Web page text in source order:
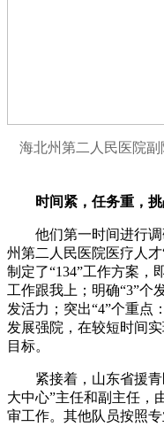
海北州第二人民医院
时间紧，任务重，
他们第一时间进行调
州第二人民医院医疗人才
制定了“134”工作方案，
工作跟我上；明确“3”个
发活力；突出“4”个重点
发展强院，在较短时间
目标。
紧接着，山东省援青
大中心”主任和副主任，
审工作。其他队员按照